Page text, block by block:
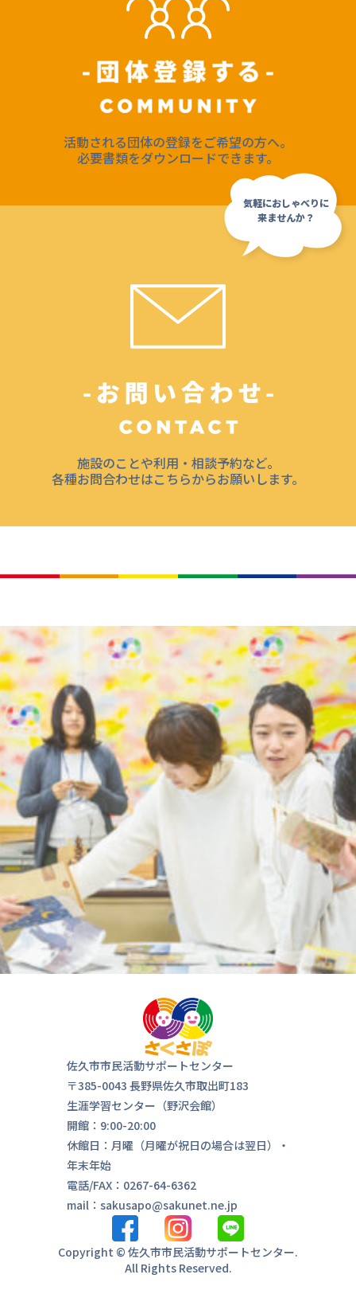
活動される団体の登録をご希望の方へ。
必要書類をダウンロードできます。
施設のことや利用・相談予約など。
各種お問合わせはこちらからお願いします。
佐久市市民活動サポートセンター
〒385-0043 長野県佐久市取出町183
生涯学習センター（野沢会館）
開館：9:00-20:00
休館日：月曜（月曜が祝日の場合は翌日）・
年末年始
電話/FAX：0267-64-6362
mail：sakusapo@sakunet.ne.jp
Copyright © 佐久市市民活動サポートセンター.
All Rights Reserved.